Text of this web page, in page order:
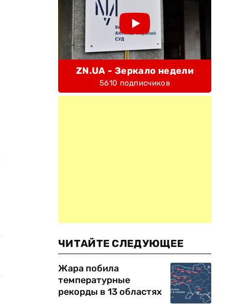
ZN.UA - Зеркало недели
5610 подписчиков
ЧИТАЙТЕ СЛЕДУЮЩЕЕ
Жара побила
температурные
рекорды в 13 областях